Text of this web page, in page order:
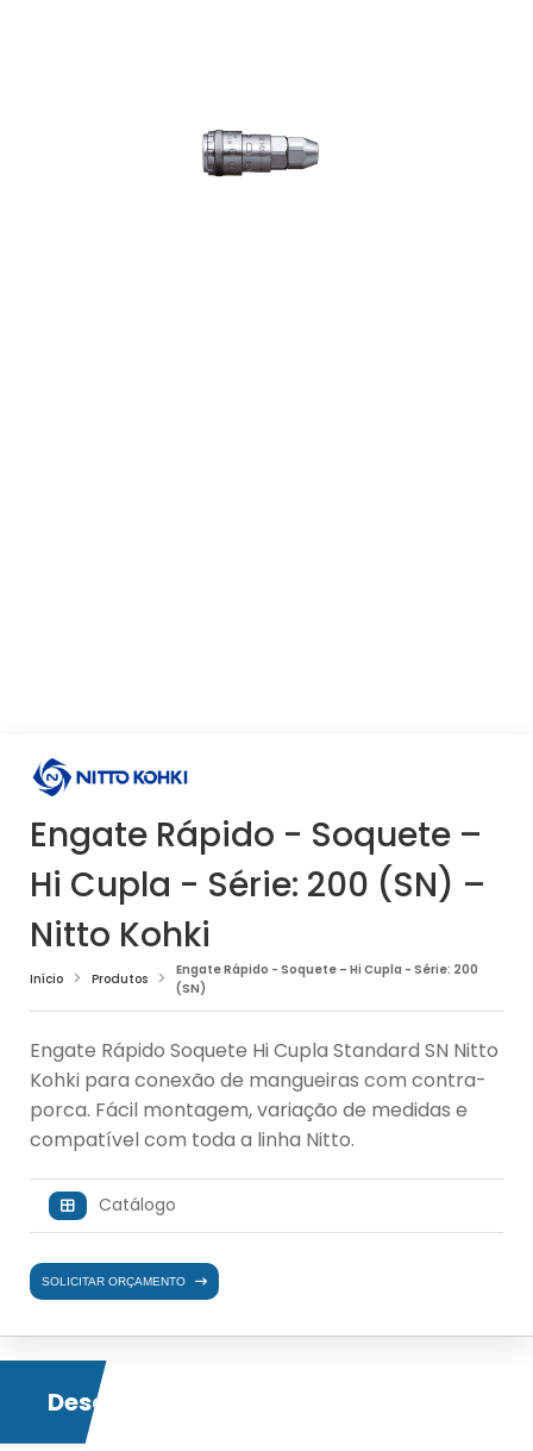
Engate Rápido - Soquete –
Hi Cupla - Série: 200 (SN) –
Nitto Kohki
Início Produtos
Engate Rápido - Soquete – Hi Cupla - Série: 200
(SN)
Engate Rápido Soquete Hi Cupla Standard SN Nitto
Kohki para conexão de mangueiras com contra-
porca. Fácil montagem, variação de medidas e
compatível com toda a linha Nitto.
Catálogo
SOLICITAR ORÇAMENTO
Descrição